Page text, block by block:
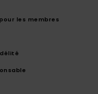
les membres